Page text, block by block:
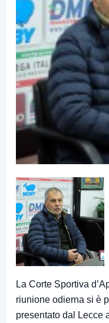
La Corte Sportiva
riunione odierna si è
presentato dal Lecce